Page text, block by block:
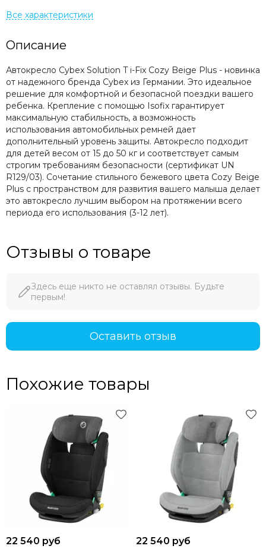
Описание
Автокресло Cybex Solution T i-Fix Cozy Beige Plus - новинка
от надежного бренда Cybex из Германии. Это идеальное
решение для комфортной и безопасной поездки вашего
ребенка. Крепление с помощью Isofix гарантирует
максимальную стабильность, а возможность
использования автомобильных ремней дает
дополнительный уровень защиты. Автокресло подходит
для детей весом от 15 до 50 кг и соответствует самым
строгим требованиям безопасности (сертификат UN
R129/03). Сочетание стильного бежевого цвета Cozy Beige
Plus с пространством для развития вашего малыша делает
это автокресло лучшим выбором на протяжении всего
периода его использования (3-12 лет).
Отзывы о товаре
Здесь еще никто не оставлял отзывы. Будьте
первым!
Оставить отзыв
Похожие товары
22 540 руб 22 540 руб